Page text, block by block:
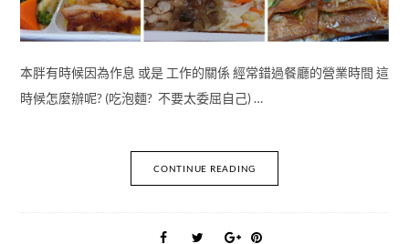
本胖有時候因為作息 或是 工作的關係 經常錯過餐廳的營業時間 這
時候怎麼辦呢? (吃泡麵? 不要太委屈自己) …
CONTINUE READING